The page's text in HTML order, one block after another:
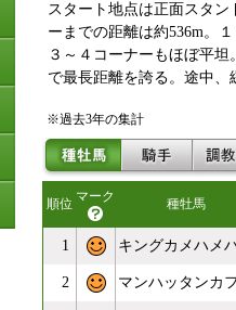
スタート地点は正面スタ
ーまでの距離は約536m。
３～４コーナーもほぼ平
で最長距離を誇る。途中、
※過去3年の集計